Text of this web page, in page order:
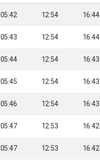
05:42 12:54 16:44
05:43 12:54 16:44
05:44 12:54 16:43
05:45 12:54 16:43
05:46 12:54 16:43
05:47 12:53 16:42
05:47 12:53 16:42